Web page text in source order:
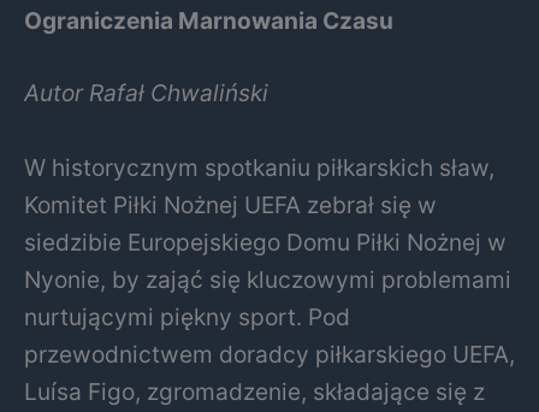
Ograniczenia Marnowania Czasu
Autor Rafał Chwaliński
W historycznym spotkaniu piłkarskich sław,
Komitet Piłki Nożnej UEFA zebrał się w
siedzibie Europejskiego Domu Piłki Nożnej w
Nyonie, by zająć się kluczowymi problemami
nurtującymi piękny sport. Pod
przewodnictwem doradcy piłkarskiego UEFA,
Luísa Figo, zgromadzenie, składające się z